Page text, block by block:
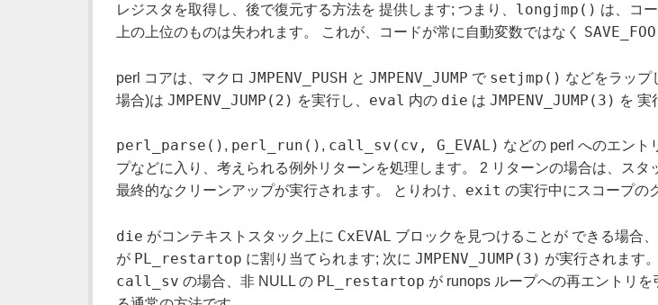
レジスタを取得し、後で復元する方法を 提供します; つまり、 longjmp() は、コ
上の上位のものは失われます。 これが、コードが常に自動変数ではなく SAVE_FOO
perl コアは、マクロ JMPENV_PUSH と JMPENV_JUMP で setjmp() などをラップ
場合)は JMPENV_JUMP(2) を実行し、 eval 内の die は JMPENV_JUMP(3) を 実
perl_parse() , perl_run() , call_sv(cv, G_EVAL) などの perl へのエント
プなどに入り、考えられる例外リターンを処理します。 2 リターンの場合は、スタ
最終的なクリーンアップが実行されます。 とりわけ、 exit の実行中にスコープの
die がコンテキストスタック上に CxEVAL ブロックを見つけることが できる場合
が PL_restartop に割り当てられます; 次に JMPENV_JUMP(3) が実行されます
call_sv の場合、非 NULL の PL_restartop が runops ループへの再エントリを